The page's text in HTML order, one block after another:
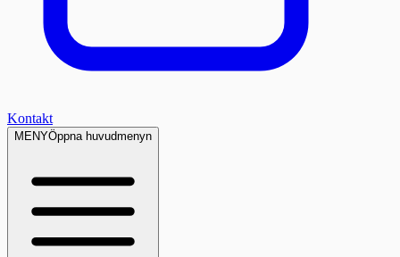
Kontakt
MENYÖppna huvudmenyn